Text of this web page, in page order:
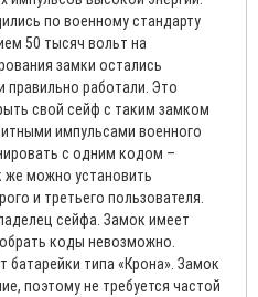
по военному стандарту
50 тысяч вольт на
замки остались
работали. Это
свой сейф с таким замком
импульсами военного
с одним кодом –
же можно установить
и третьего пользователя.
сейфа. Замок имеет
коды невозможно.
батарейки типа «Крона». Замок
поэтому не требуется частой